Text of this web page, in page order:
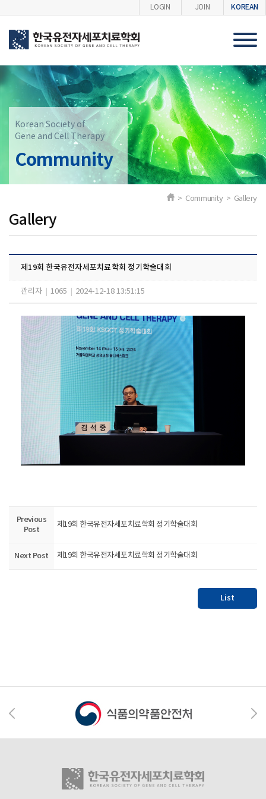
LOGIN JOIN KOREAN
Korean Society of
Gene and Cell Therapy
Community
Gallery
> Community > Gallery
제19회 한국유전자세포치료학회 정기학술대회
관리자 1065 2024-12-18 13:51:15
Previous
Post
제19회 한국유전자세포치료학회 정기학술대회
Next Post 제19회 한국유전자세포치료학회 정기학술대회
List